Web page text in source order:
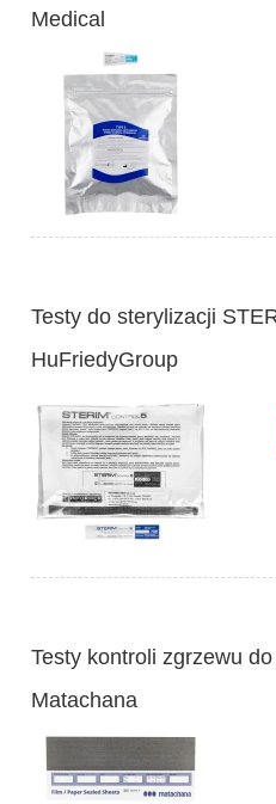
Medical
Testy do sterylizacji
HuFriedyGroup
Testy kontroli zgrzewu
Matachana